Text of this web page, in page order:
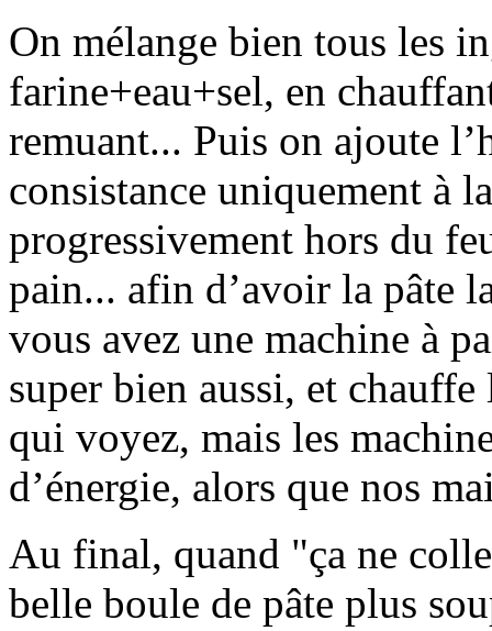
On mélange bien tous les
farine+eau+sel, en
remuant... Puis on ajoute
consistance uniquement à
progressivement hors du
pain... afin d’avoir la pâte
vous avez une machine à
super bien aussi, et
qui voyez, mais les
d’énergie, alors que nos
Au final, quand "ça ne
belle boule de pâte plus